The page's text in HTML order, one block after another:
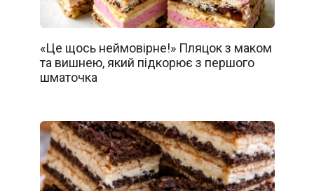
«Це щось неймовірне!» Пляцок з маком
та вишнею, який підкорює з першого
шматочка